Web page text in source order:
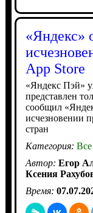
«Яндекс»
App Store
«Яндекс Пэй»
представлен
сообщил
исчезновении
стран
Категория: Все
Автор: Егор
Ксения
Время: